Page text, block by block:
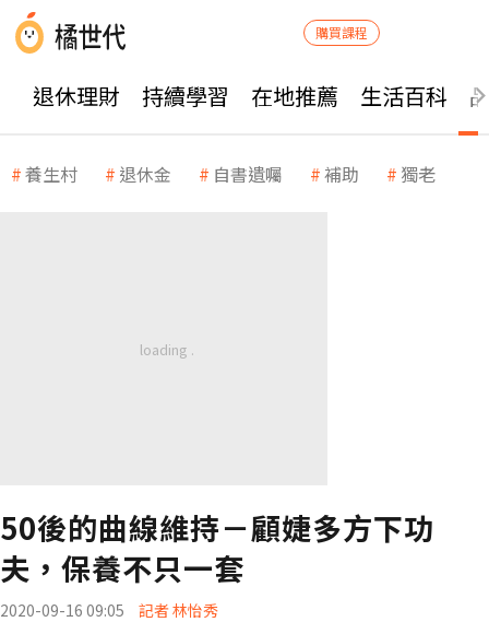
購買課程
退休理財 持續學習 在地推薦 生活百科
養生村 退休金 自書遺囑 補助 獨老
50後的曲線維持－顧婕多方下功
夫，保養不只一套
2020-09-16 09:05 記者 林怡秀